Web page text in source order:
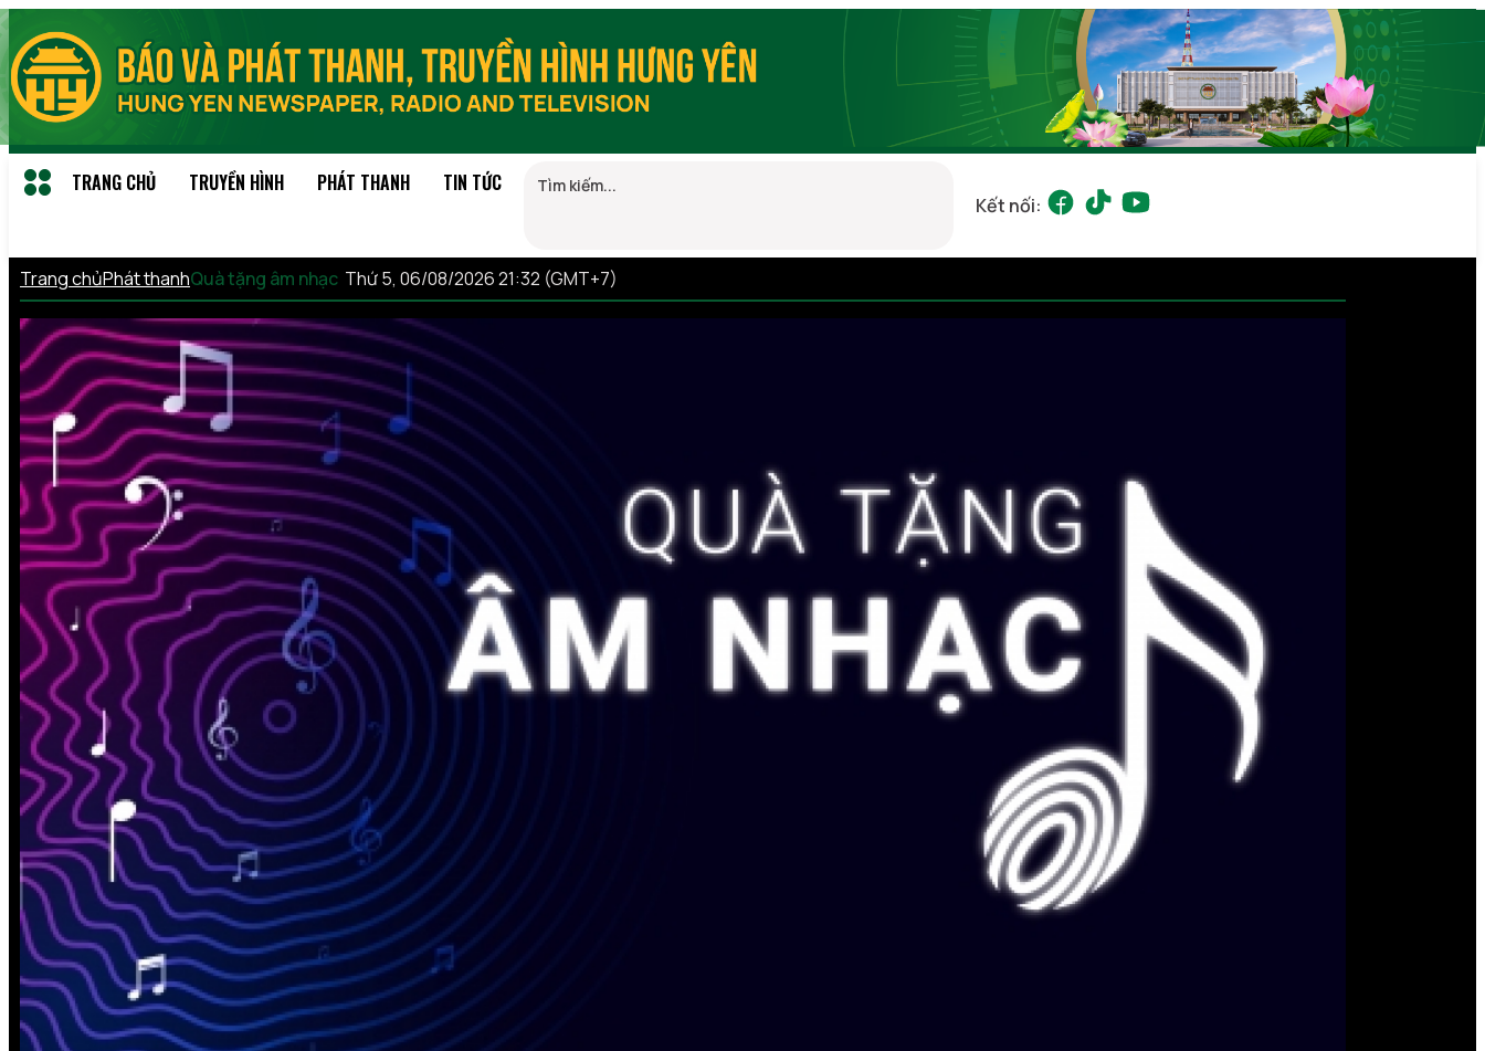
TRANG CHỦ TRUYỀN HÌNH PHÁT THANH TIN TỨC
Kết nối:
Trang chủPhát thanhQuà tặng âm nhạc Thứ 5, 06/08/2026 21:32 (GMT+7)